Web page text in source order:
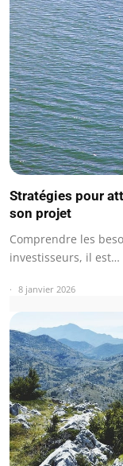
Stratégies pour
son projet
Comprendre les
investisseurs, il est…
8 janvier 2026